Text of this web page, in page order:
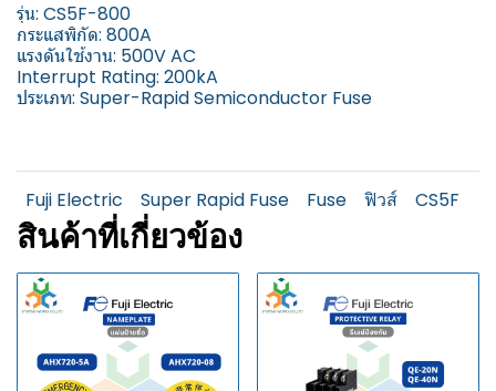
รุ่น: CS5F-800
กระแสพิกัด: 800A
แรงดันใช้งาน: 500V AC
Interrupt Rating: 200kA
ประเภท: Super-Rapid Semiconductor Fuse
Fuji Electric Super Rapid Fuse Fuse ฟิวส์ CS5F
สินค้าที่เกี่ยวข้อง